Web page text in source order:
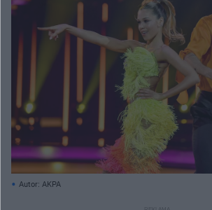
Autor: AKPA